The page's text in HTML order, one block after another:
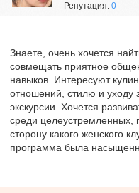
Репутация:0
Знаете, очень хочется
совмещать приятное
навыков. Интересуют
отношений, стилю и уходу
экскурсии. Хочется
среди целеустремленных,
сторону какого женского
программа была